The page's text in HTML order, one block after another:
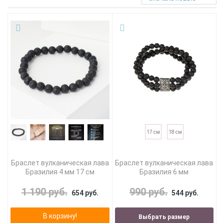
Браслет вулканическая лава
Бразилия 4 мм 17 см
1 190 руб. 654 руб.
В корзину!
17 см 18 см
Браслет вулканическая лава
Бразилия 6 мм
990 руб. 544 руб.
Выбрать размер